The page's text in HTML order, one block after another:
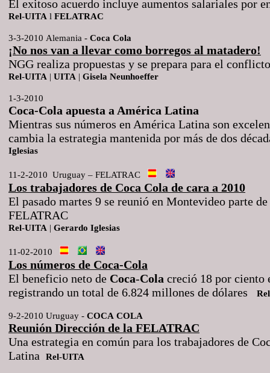
El exitoso acuerdo incluye aumentos salariales por
Rel-UITA l FELATRAC
3-3-2010 Alemania - Coca Cola
¡No nos van a llevar como borregos al matadero!
NGG realiza propuestas y se prepara para el conflicto
Rel-UITA | UITA | Gisela Neunhoeffer
1-3-2010
Coca-Cola apuesta a América Latina
Mientras sus números en América Latina son
cambia la estrategia mantenida por más de dos
Iglesias
11-2-2010 Uruguay – FELATRAC
Los trabajadores de Coca Cola de cara a 2010
El pasado martes 9 se reunió en Montevideo parte
FELATRAC
Rel-UITA | Gerardo Iglesias
11-02-2010
Los números de Coca-Cola
El beneficio neto de Coca-Cola creció 18 por ciento
registrando un total de 6.824 millones de dólares
Rel
9-2-2010 Uruguay - COCA COLA
Reunión Dirección de la FELATRAC
Una estrategia en común para los trabajadores de
Latina
Rel-UITA